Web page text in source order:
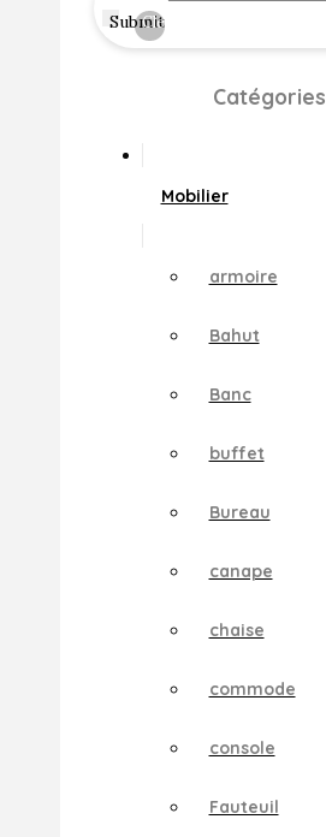
Submit
Clear
Catégories
Mobilier
armoire
Bahut
Banc
buffet
Bureau
canape
chaise
commode
console
Fauteuil